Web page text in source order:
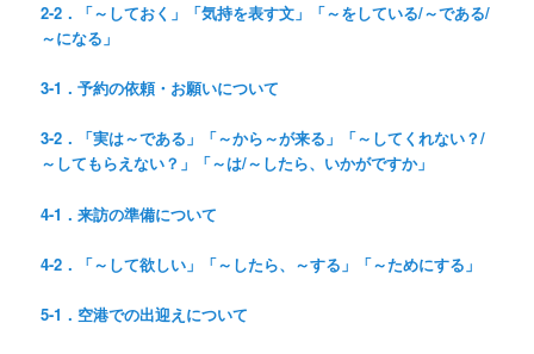
2-2．「～しておく」「気持を表す文」「～をしている/～である/
～になる」
3-1．予約の依頼・お願いについて
3-2．「実は～である」「～から～が来る」「～してくれない？/
～してもらえない？」「～は/～したら、いかがですか」
4-1．来訪の準備について
4-2．「～して欲しい」「～したら、～する」「～ためにする」
5-1．空港での出迎えについて